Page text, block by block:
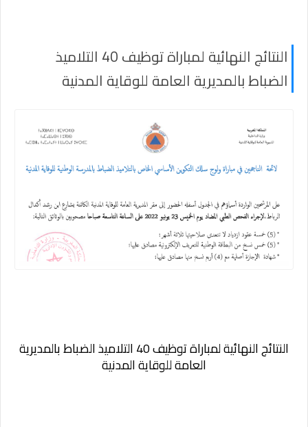
النتائج النهائية لمباراة توظيف 40 التلاميذ
الضباط بالمديرية العامة للوقاية المدنية
النتائج النهائية لمباراة توظيف 40 التلاميذ الضباط بالمديرية
العامة للوقاية المدنية